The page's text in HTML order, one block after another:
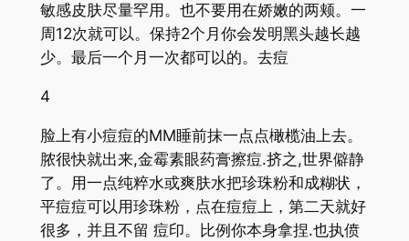
敏感皮肤尽量罕用。也不要用在娇嫩的两颊。一
周12次就可以。保持2个月你会发明黑头越长越
少。最后一个月一次都可以的。去痘
4
脸上有小痘痘的MM睡前抹一点点橄榄油上去。
脓很快就出来,金霉素眼药膏擦痘.挤之,世界僻静
了。用一点纯粹水或爽肤水把珍珠粉和成糊状，
平痘痘可以用珍珠粉，点在痘痘上，第二天就好
很多，并且不留 痘印。比例你本身拿捏.也执偾